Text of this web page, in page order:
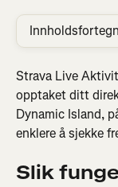
Strava Live
opptaket ditt
Dynamic Island,
enklere å sjekke
Slik